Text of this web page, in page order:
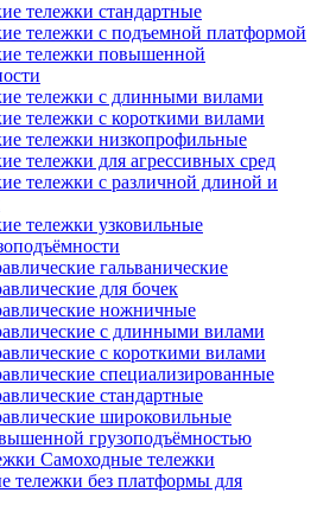
тележки стандартные
тележки с подъемной платформой
тележки повышенной
тележки с длинными вилами
тележки с короткими вилами
тележки низкопрофильные
тележки для агрессивных сред
тележки с различной длиной и
тележки узковильные
гальванические
для бочек
ножничные
с длинными вилами
с короткими вилами
специализированные
стандартные
широковильные
грузоподъёмностью
Самоходные тележки